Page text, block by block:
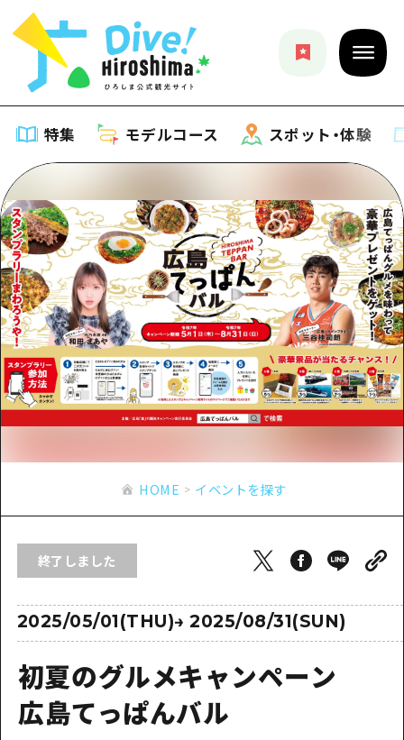
特集 モデルコース スポット・体験
特集
特集一覧
おすすめ
アート
イベント・祭り
グルメ・酒
サイクリング
ショッピング
ナイトライフ
世界遺産
学び・体験
歴史・文化
癒し
モデルコース
モデルコース一覧
Dive! Hiroshima 公式ガイド
広島もしもトラベル
あたらしい非日常
安芸
備後
宮島周辺
山口県東部
弾丸
スポット・体験
スポット・体験一覧
広島市周辺
安芸
備後
備北
宮島周辺
山口県東部
愛媛県
島根県
イベント
旬情報
お役立ち情報
アクセス
二次交通まとめ
施設の混雑状況のお知らせ
手荷物預かり・配送サービス
広島おもてなしパス
HOME
お問い合わせ
事業者・学校関係者の皆さま
HOME イベントを探す
終了しました
2025/05/01(THU)→2025/08/31(SUN)
初夏のグルメキャンペーン
広島てっぱんバル